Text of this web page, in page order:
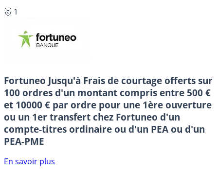
🥇 1
Fortuneo Jusqu'à Frais de courtage offerts sur
100 ordres d'un montant compris entre 500 €
et 10000 € par ordre pour une 1ère ouverture
ou un 1er transfert chez Fortuneo d'un
compte-titres ordinaire ou d'un PEA ou d'un
PEA-PME
En savoir plus